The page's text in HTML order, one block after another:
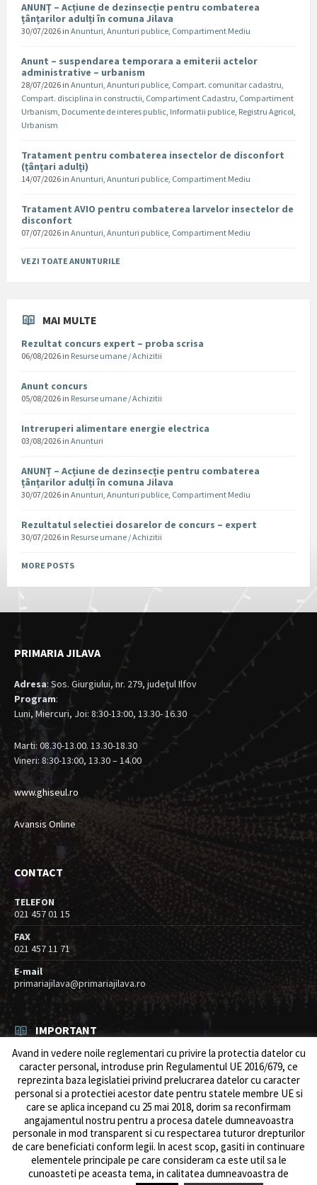
ANUNȚ – Acțiune de dezinsecție pentru combaterea
țânțarilor adulți în comuna Jilava
30/07/2026 in Anunturi, Anunturi publice, Compartiment Mediu
Anunt – suspendarea temporara a emiterii actelor
administrative – urbanism
28/07/2026 in Anunturi, Anunturi publice, Compart. comunitar cadastru,
Compart. disciplina in constructii, Compartiment Cadastru, Compartiment
Urbanism, Documente de interes public, Informatii publice, Registru Agricol,
Urbanism
Tratament pentru combaterea insectelor de disconfort
(țânțari adulți)
14/07/2026 in Anunturi, Anunturi publice, Compartiment Mediu
Tratament AVIO pentru combaterea larvelor insectelor de
disconfort
07/07/2026 in Anunturi, Anunturi publice, Compartiment Mediu
VEZI TOATE ANUNTURILE
MAI MULTE
Rezultat concurs expert – proba scrisa
06/08/2026 in Resurse umane / Achizitii
Anunt concurs
05/08/2026 in Resurse umane / Achizitii
Intreruperi alimentare energie electrica
03/08/2026 in Anunturi
ANUNȚ – Acțiune de dezinsecție pentru combaterea
țânțarilor adulți în comuna Jilava
30/07/2026 in Anunturi, Anunturi publice, Compartiment Mediu
Rezultatul selectiei dosarelor de concurs – expert
30/07/2026 in Resurse umane / Achizitii
MORE POSTS
PRIMARIA JILAVA
Adresa: Sos. Giurgiului, nr. 279, judeţul Ilfov
Program:
Luni, Miercuri, Joi: 8:30-13:00, 13.30- 16.30
Marti: 08.30-13.00. 13.30-18.30
Vineri: 8:30-13:00, 13.30 – 14.00
www.ghiseul.ro
Avansis Online
CONTACT
TELEFON
021 457 01 15
FAX
021 457 11 71
E-mail
primariajilava@primariajilava.ro
IMPORTANT
Rezultat concurs expert – proba scrisa
06/08/2026 inResurse umane / Achizitii
Anunt concurs
05/08/2026 Resurse umane / Achizitii
© 2026 Primăria Comunei Jilava. Dev byows.ro
Avand in vedere noile reglementari cu privire la protectia datelor cu
caracter personal, introduse prin Regulamentul UE 2016/679, ce
reprezinta baza legislatiei privind prelucrarea datelor cu caracter
personal si a protectiei acestor date pentru statele membre UE si
care se aplica incepand cu 25 mai 2018, dorim sa reconfirmam
angajamentul nostru pentru a procesa datele dumneavoastra
personale in mod transparent si cu respectarea tuturor drepturilor
de care beneficiati conform legii. ln acest scop, gasiti in continuare
elementele principale pe care consideram ca este util sa le
cunoasteti pe aceasta tema, in calitatea dumneavoastra de